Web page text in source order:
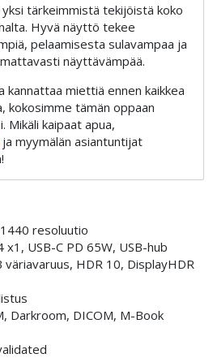
tärkeimmistä tekijöistä koko
Hyvä näyttö tekee
pelaamisesta sulavampaa ja
näyttävämpää.
kannattaa miettiä ennen kaikkea
kokosimme tämän oppaan
Mikäli kaipaat apua,
ja myymälän asiantuntijat
resoluutio
USB-C PD 65W, USB-hub
väriavaruus, HDR 10, DisplayHDR
Darkroom, DICOM, M-Book